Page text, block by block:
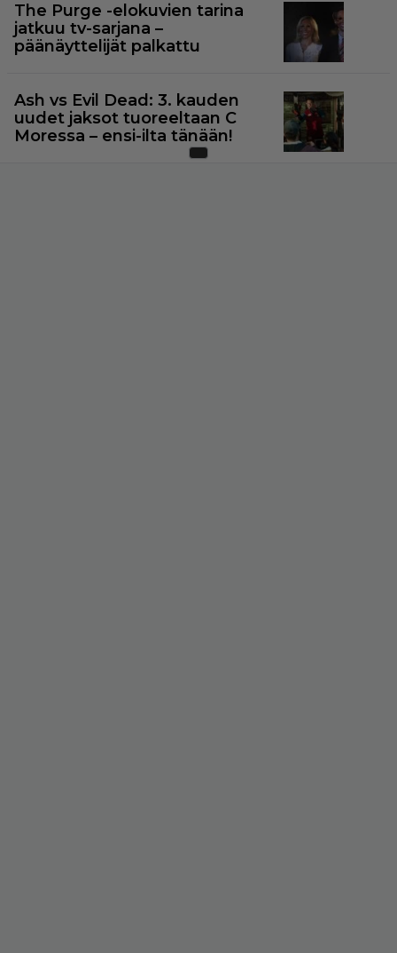
The Purge -elokuvien tarina
jatkuu tv-sarjana –
päänäyttelijät palkattu
Ash vs Evil Dead: 3. kauden
uudet jaksot tuoreeltaan C
Moressa – ensi-ilta tänään!